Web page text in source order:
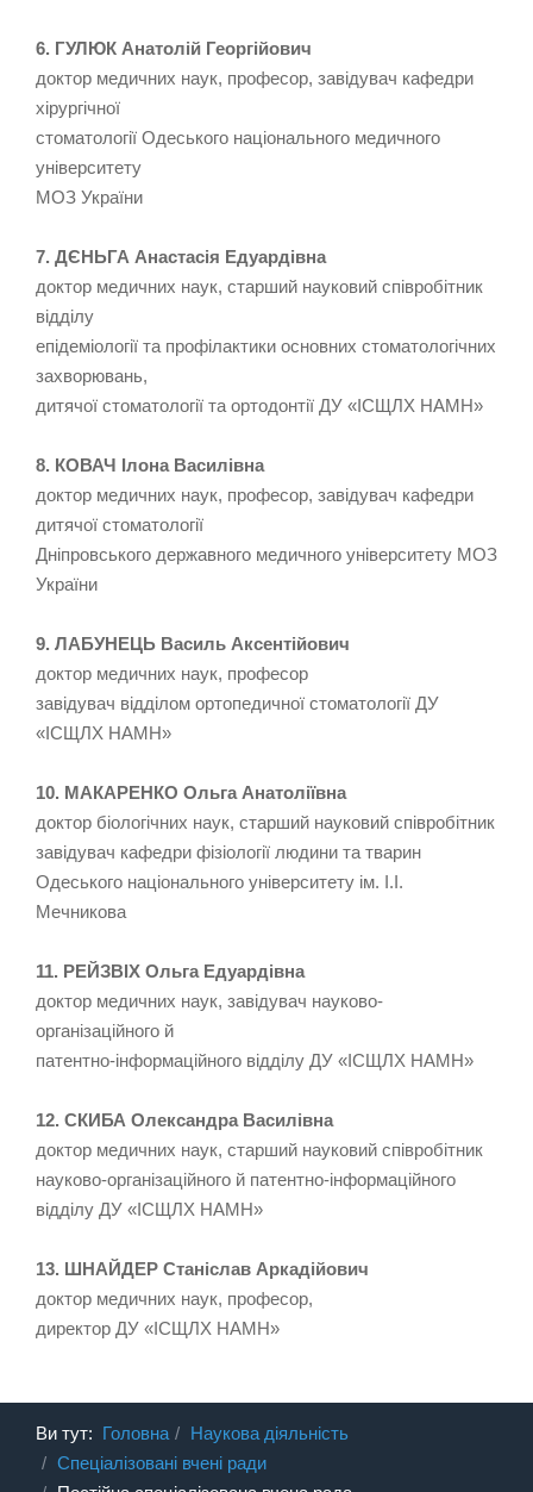
6. ГУЛЮК Анатолій Георгійович
доктор медичних наук, професор, завідувач кафедри
хірургічної
стоматології Одеського національного медичного
університету
МОЗ України
7. ДЄНЬГА Анастасія Едуардівна
доктор медичних наук, старший науковий співробітник
відділу
епідеміології та профілактики основних стоматологічних
захворювань,
дитячої стоматології та ортодонтії ДУ «ІСЩЛХ НАМН»
8. КОВАЧ Ілона Василівна
доктор медичних наук, професор, завідувач кафедри
дитячої стоматології
Дніпровського державного медичного університету МОЗ
України
9. ЛАБУНЕЦЬ Василь Аксентійович
доктор медичних наук, професор
завідувач відділом ортопедичної стоматології ДУ
«ІСЩЛХ НАМН»
10. МАКАРЕНКО Ольга Анатоліївна
доктор біологічних наук, старший науковий співробітник
завідувач кафедри фізіології людини та тварин
Одеського національного університету ім. І.І.
Мечникова
11. РЕЙЗВІХ Ольга Едуардівна
доктор медичних наук, завідувач науково-
організаційного й
патентно-інформаційного відділу ДУ «ІСЩЛХ НАМН»
12. СКИБА Олександра Василівна
доктор медичних наук, старший науковий співробітник
науково-організаційного й патентно-інформаційного
відділу ДУ «ІСЩЛХ НАМН»
13. ШНАЙДЕР Станіслав Аркадійович
доктор медичних наук, професор,
директор ДУ «ІСЩЛХ НАМН»
Ви тут: Головна
Наукова діяльність
Спеціалізовані вчені ради